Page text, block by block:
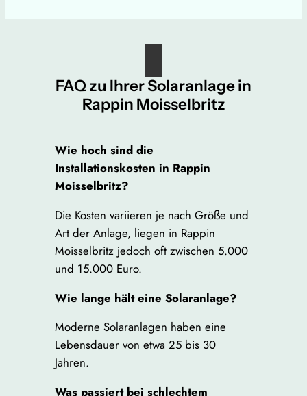
FAQ zu Ihrer Solaranlage in
Rappin Moisselbritz
Wie hoch sind die
Installationskosten in Rappin
Moisselbritz?
Die Kosten variieren je nach Größe und
Art der Anlage, liegen in Rappin
Moisselbritz jedoch oft zwischen 5.000
und 15.000 Euro.
Wie lange hält eine Solaranlage?
Moderne Solaranlagen haben eine
Lebensdauer von etwa 25 bis 30
Jahren.
Was passiert bei schlechtem